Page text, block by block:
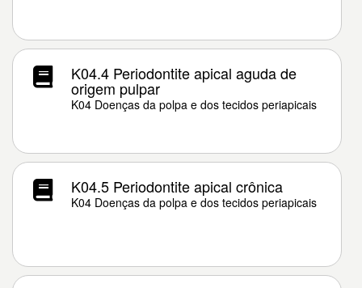
K04.4 Periodontite apical aguda de
origem pulpar
K04 Doenças da polpa e dos tecidos periapicais
K04.5 Periodontite apical crônica
K04 Doenças da polpa e dos tecidos periapicais